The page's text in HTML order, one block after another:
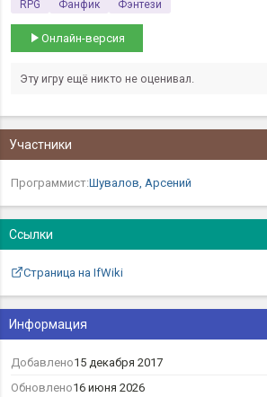
RPG Фанфик Фэнтези
Онлайн-версия
Эту игру ещё никто не оценивал.
Участники
Программист:Шувалов, Арсений
Ссылки
Страница на IfWiki
Информация
Добавлено15 декабря 2017
Обновлено16 июня 2026